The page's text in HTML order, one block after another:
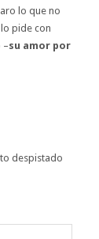
lo que no
pide con
–su amor por
despistado